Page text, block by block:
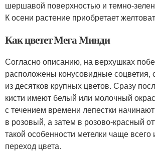
шершавой поверхностью и темно-
К осени растение приобретает
Как цветет Мега Минди
Согласно описанию, на верхушках
расположены конусовидные соцветия,
из десятков крупных цветов. Сразу
кисти имеют белый или молочный
с течением времени лепестки
в розовый, а затем в розово-красный
такой особенности метелки чаще
переход цвета.